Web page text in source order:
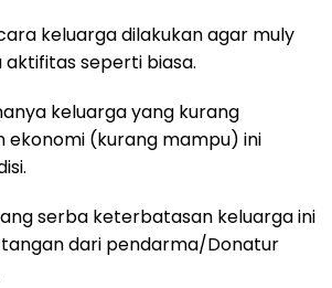
keluarga dilakukan agar muly
aktifitas seperti biasa.
keluarga yang kurang
ekonomi (kurang mampu) ini
serba keterbatasan keluarga ini
dari pendarma/Donatur